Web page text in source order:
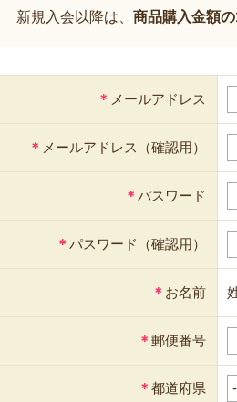
新規入会以降は、 商品購入金額
＊ メールアドレス
＊ メールアドレス（確認用）
＊ パスワード
＊ パスワード（確認用）
＊ お名前
＊ 郵便番号
＊ 都道府県